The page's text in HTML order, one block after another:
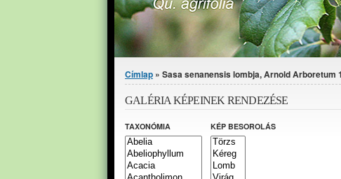
Jelenlegi hely
Címlap » Sasa senanensis lombja, Arnold Arboretum
GALÉRIA KÉPEINEK RENDEZÉSE
TAXONÓMIA KÉP BESOROLÁS